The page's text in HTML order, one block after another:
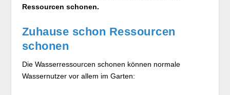
Ressourcen schonen.
Zuhause schon Ressourcen
schonen
Die Wasserressourcen schonen können normale
Wassernutzer vor allem im Garten: